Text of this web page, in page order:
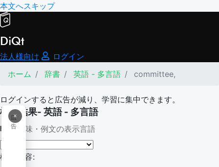
本文へスキップ
DiQt
法人様向け
ログイン
ホーム
辞書 英語 - 多言語 committee,
ログインすると広告が減り、学習に集中できます。
×
広
告
検索結果- 英語 - 多言語
意味・例文の表示言語
検索内容: